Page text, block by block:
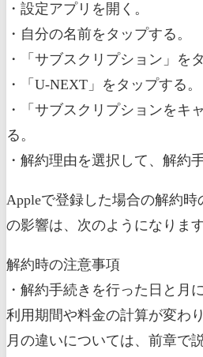
・設定アプリを開く。
・自分の名前をタップする。
・「サブスクリプション」を
・「U-NEXT」をタップする。
・「サブスクリプションをキ
る。
・解約理由を選択して、解約
Appleで登録した場合の解約
の影響は、次のようになります
解約時の注意事項
・解約手続きを行った日と月
利用期間や料金の計算が変わ
月の違いについては、前章で